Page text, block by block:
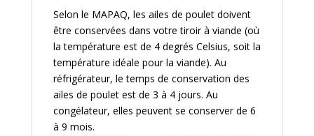
Selon le MAPAQ, les ailes de poulet doivent
être conservées dans votre tiroir à viande (où
la température est de 4 degrés Celsius, soit la
température idéale pour la viande). Au
réfrigérateur, le temps de conservation des
ailes de poulet est de 3 à 4 jours. Au
congélateur, elles peuvent se conserver de 6
à 9 mois.